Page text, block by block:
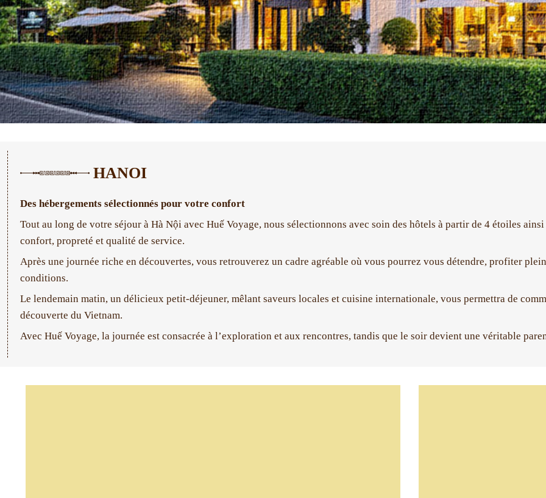
HANOI
Des hébergements sélectionnés pour votre confort
Tout au long de votre séjour à Hà Nội avec Huế Voyage, nous sélectionnons avec soin des hôtels à partir de 4 étoiles
confort, propreté et qualité de service.
Après une journée riche en découvertes, vous retrouverez un cadre agréable où vous pourrez vous détendre, profiter
conditions.
Le lendemain matin, un délicieux petit-déjeuner, mêlant saveurs locales et cuisine internationale, vous permettra de
découverte du Vietnam.
Avec Huế Voyage, la journée est consacrée à l’exploration et aux rencontres, tandis que le soir devient une véritable